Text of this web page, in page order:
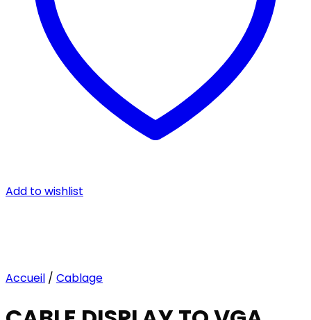
Add to wishlist
Accueil / Cablage